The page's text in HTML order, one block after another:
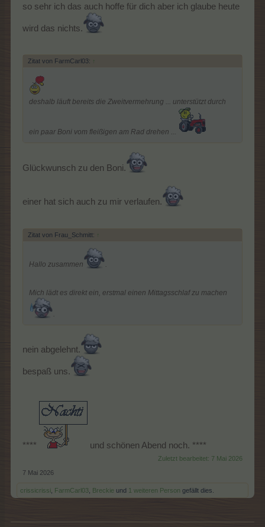
so sehr ich das auch hoffe für dich aber ich glaube heute
wird das nichts.
Zitat von FarmCarl03: ↑
deshalb läuft bereits die Zweitvermehrung ... unterstützt durch
ein paar Boni vom fleißigen am Rad drehen ...
Glückwunsch zu den Boni.
einer hat sich auch zu mir verlaufen.
Zitat von Frau_Schmitt: ↑
Hallo zusammen
Mich lädt es direkt ein, erstmal einen Mittagsschlaf zu machen
nein abgelehnt.
bespaß uns.
**** und schönen Abend noch. ****
Zuletzt bearbeitet: 7 Mai 2026
7 Mai 2026
crissicrissi, FarmCarl03, Breckie und 1 weiteren Person gefällt dies.